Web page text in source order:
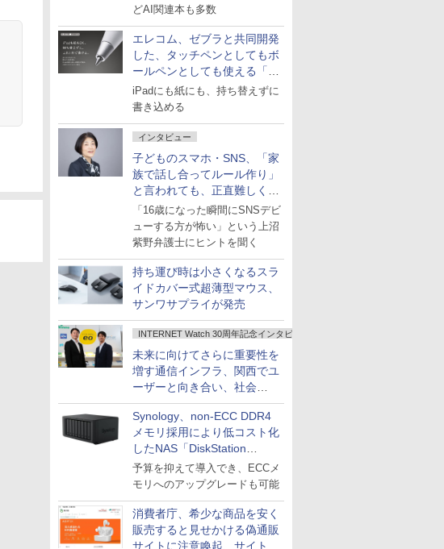
どAI関連本も多数
エレコム、ゼブラと共同開発
した、タッチペンとしてもボ
ールペンとしても使える「ス
タイラスツーウェイ」発売
iPadにも紙にも、持ち替えずに
書き込める
インタビュー
子どものスマホ・SNS、「家
族で話し合ってルール作り」
と言われても、正直難しくな
いですか？
「16歳になった瞬間にSNSデビ
ューする方が怖い」という上沼
紫野弁護士にヒントを聞く
持ち運び時は小さくなるスラ
イドカバー式超薄型マウス、
サンワサプライが発売
INTERNET Watch 30周年記念インタビュー
未来に向けてさらに重要性を
増す通信インフラ、関西でユ
ーザーと向き合い、社会
の“あたらしい”を起動し続け
る～オプテージ
Synology、non-ECC DDR4
メモリ採用により低コスト化
したNAS「DiskStation
neo+」シリーズ
予算を抑えて導入でき、ECCメ
モリへのアップグレードも可能
消費者庁、希少な商品を安く
販売すると見せかける偽通販
サイトに注意喚起、サイト名